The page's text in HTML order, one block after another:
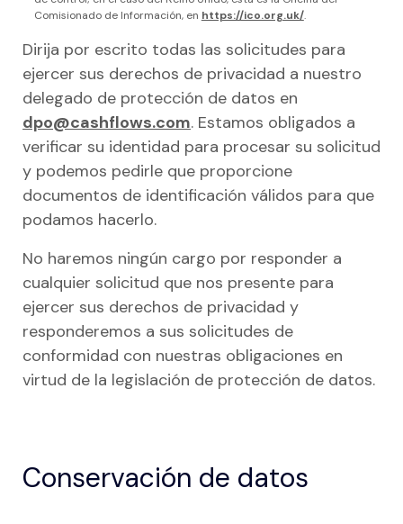
Comisionado de Información, en https://ico.org.uk/.
Dirija por escrito todas las solicitudes para
ejercer sus derechos de privacidad a nuestro
delegado de protección de datos en
dpo@cashflows.com. Estamos obligados a
verificar su identidad para procesar su solicitud
y podemos pedirle que proporcione
documentos de identificación válidos para que
podamos hacerlo.
No haremos ningún cargo por responder a
cualquier solicitud que nos presente para
ejercer sus derechos de privacidad y
responderemos a sus solicitudes de
conformidad con nuestras obligaciones en
virtud de la legislación de protección de datos.
Conservación de datos